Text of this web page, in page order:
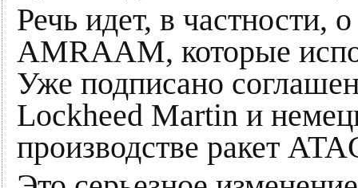
Речь идет, в частности,
AMRAAM, которые
Уже подписано
Lockheed Martin и
производстве ракет